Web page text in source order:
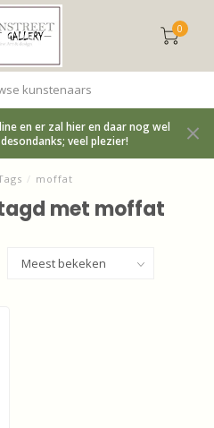
0
kunstenaars
en er zal hier en daar nog wel
veel plezier!
/ moffat
met moffat